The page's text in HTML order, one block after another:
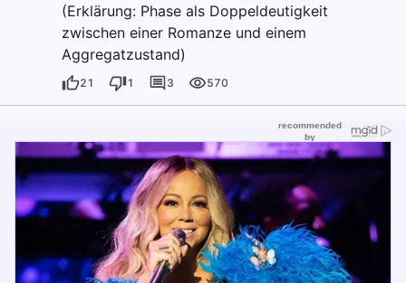
(Erklärung: Phase als Doppeldeutigkeit
zwischen einer Romanze und einem
Aggregatzustand)
21 1 3 570